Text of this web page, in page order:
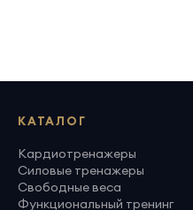
КАТАЛОГ
Кардиотренажеры
Силовые тренажеры
Свободные веса
Функциональный тренинг